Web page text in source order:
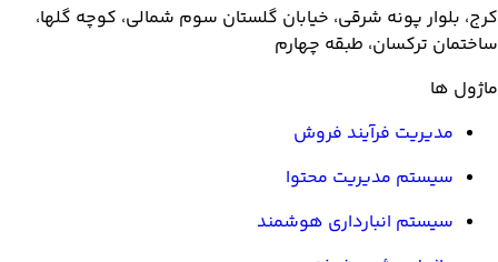
کرج، بلوار پونه شرقی، خیابان گلستان سوم شمالی، کوچه گلها،
ساختمان ترکسان، طبقه چهارم
ماژول ها
مدیریت فرآیند فروش
سیستم مدیریت محتوا
سیستم انبارداری هوشمند